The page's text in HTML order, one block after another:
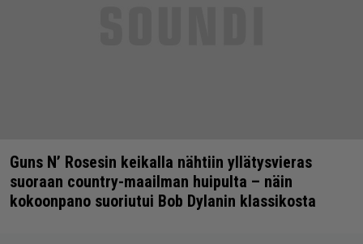
Guns N’ Rosesin keikalla nähtiin yllätysvieras
suoraan country-maailman huipulta – näin
kokoonpano suoriutui Bob Dylanin klassikosta